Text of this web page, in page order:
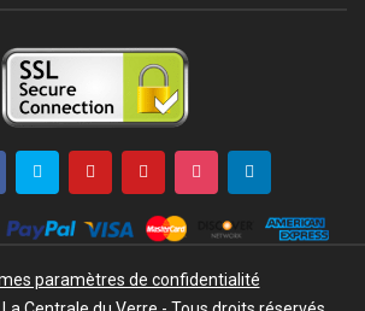
paramètres de confidentialité